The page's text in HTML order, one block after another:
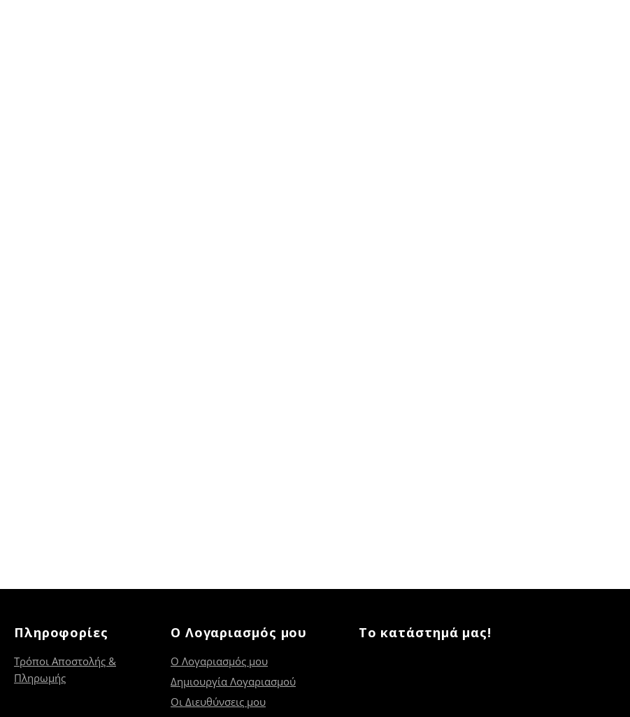
Πληροφορίες
Τρόποι Αποστολής &
Πληρωμής
Ο Λογαριασμός μου
Ο Λογαριασμός μου
Δημιουργία Λογαριασμού
Οι Διευθύνσεις μου
Το κατάστημά μας!